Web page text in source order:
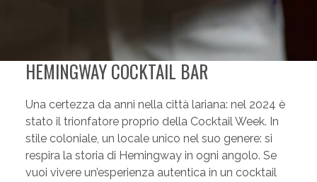
HEMINGWAY COCKTAIL BAR
Una certezza da anni nella città lariana: nel 2024 è
stato il trionfatore proprio della Cocktail Week. In
stile coloniale, un locale unico nel suo genere: si
respira la storia di Hemingway in ogni angolo. Se
vuoi vivere un’esperienza autentica in un cocktail